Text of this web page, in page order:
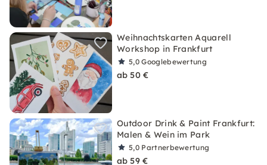
Weihnachtskarten Aquarell
Workshop in Frankfurt
5,0Googlebewertung
ab 50 €
Outdoor Drink & Paint Frankfurt:
Malen & Wein im Park
5,0 Partnerbewertung
ab 59 €